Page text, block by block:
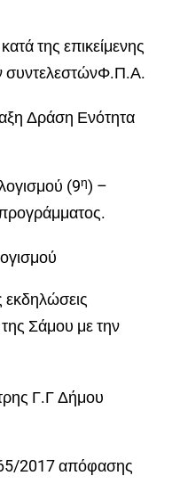
της επικείμενης
συντελεστώνΦ.Π.Α.
Δράση Ενότητα
(9η) –
εκδηλώσεις
Σάμου με την
Γ.Γ Δήμου
2017 απόφασης